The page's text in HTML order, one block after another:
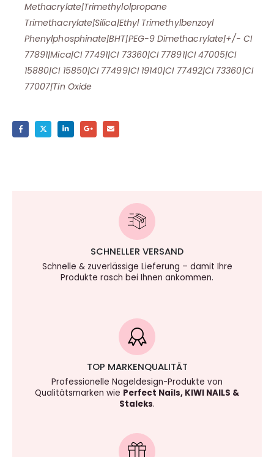
Methacrylate|Trimethylolpropane
Trimethacrylate|Silica|Ethyl Trimethylbenzoyl
Phenylphosphinate|BHT|PEG-9 Dimethacrylate|+/- CI
77891|Mica|CI 77491|CI 73360|CI 77891|CI 47005|CI
15880|CI 15850|CI 77499|CI 19140|CI 77492|CI 73360|CI
77007|Tin Oxide
SCHNELLER VERSAND
Schnelle & zuverlässige Lieferung – damit Ihre
Produkte rasch bei Ihnen ankommen.
TOP MARKENQUALITÄT
Professionelle Nageldesign-Produkte von
Qualitätsmarken wie Perfect Nails, KIWI NAILS &
Staleks.